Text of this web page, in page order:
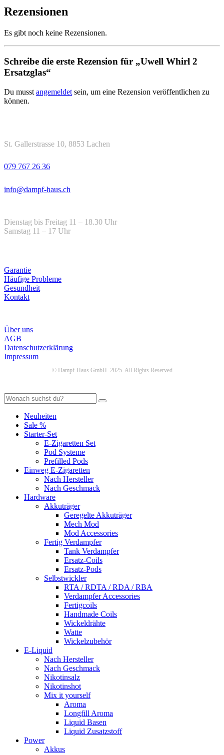
Rezensionen
Es gibt noch keine Rezensionen.
Schreibe die erste Rezension für „Uwell Whirl 2
Ersatzglas“
Du musst angemeldet sein, um eine Rezension veröffentlichen zu
können.
St. Gallerstrasse 10, 8853 Lachen
079 767 26 36
info@dampf-haus.ch
Dienstag bis Freitag 11 – 18.30 Uhr
Samstag 11 – 17 Uhr
Garantie
Häufige Probleme
Gesundheit
Kontakt
Über uns
AGB
Datenschutzerklärung
Impressum
© Dampf-Haus GmbH. 2025. All Rights Reserved
Neuheiten
Sale %
Starter-Set
E-Zigaretten Set
Pod Systeme
Prefilled Pods
Einweg E-Zigaretten
Nach Hersteller
Nach Geschmack
Hardware
Akkuträger
Geregelte Akkuträger
Mech Mod
Mod Accessories
Fertig Verdampfer
Tank Verdampfer
Ersatz-Coils
Ersatz-Pods
Selbstwickler
RTA / RDTA / RDA / RBA
Verdampfer Accessories
Fertigcoils
Handmade Coils
Wickeldrähte
Watte
Wickelzubehör
E-Liquid
Nach Hersteller
Nach Geschmack
Nikotinsalz
Nikotinshot
Mix it yourself
Aroma
Longfill Aroma
Liquid Basen
Liquid Zusatzstoff
Power
Akkus